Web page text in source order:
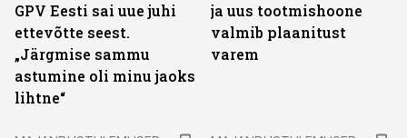
GPV Eesti sai uue juhi
ettevõtte seest.
„Järgmise sammu
astumine oli minu jaoks
lihtne“
ja uus tootmishoone
valmib plaanitust
varem